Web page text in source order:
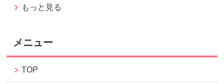
もっと見る
メニュー
TOP